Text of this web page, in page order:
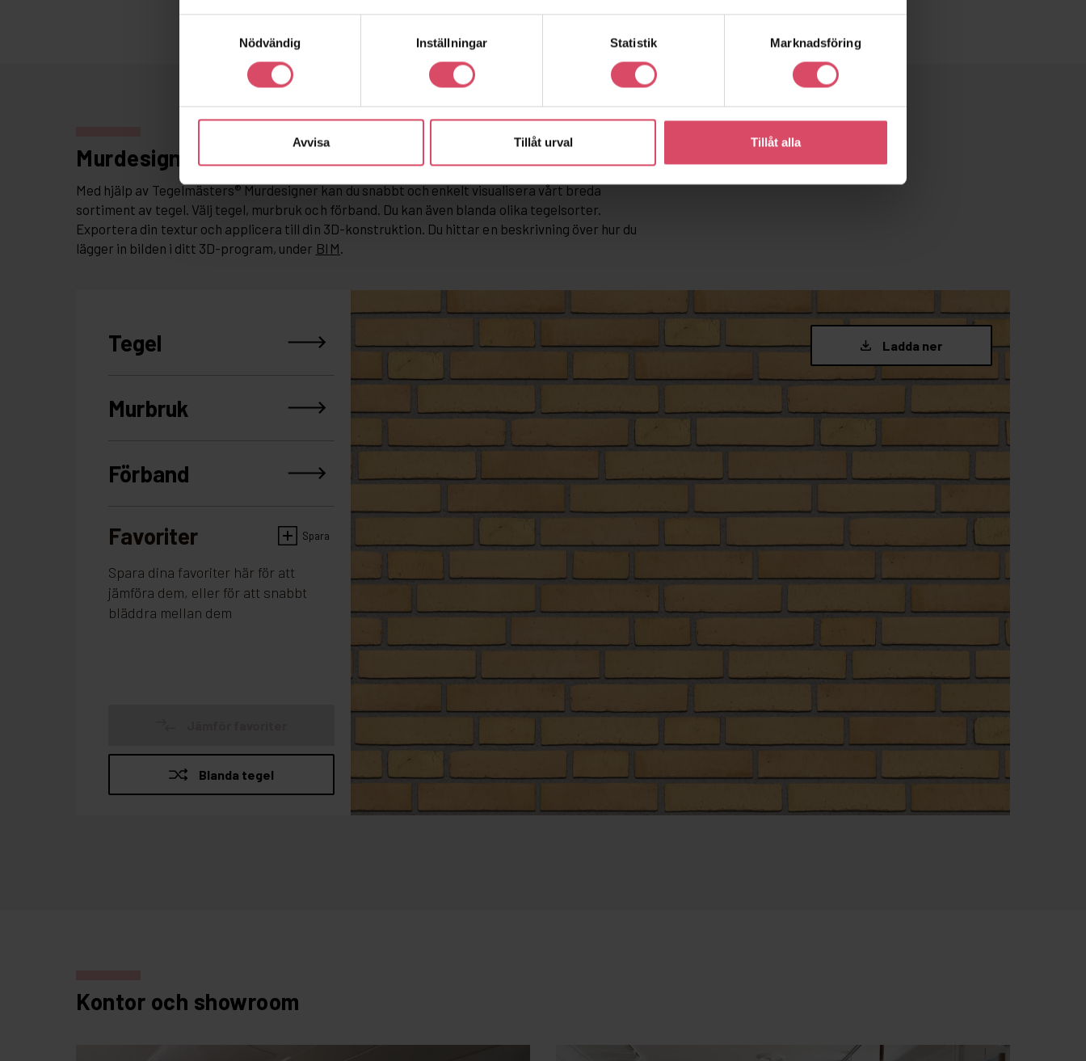
Nödvändig
Inställningar Statistik Marknadsföring
Avvisa Tillåt urval Tillåt alla
Murdesigner
Med hjälp av Tegelmästers® Murdesigner kan du snabbt och enkelt visualisera vårt breda
sortiment av tegel. Välj tegel, murbruk och förband. Du kan även blanda olika tegelsorter.
Exportera din textur och applicera till din 3D-konstruktion. Du hittar en beskrivning över hur du
lägger in bilden i ditt 3D-program, under BIM.
Kontor och showroom